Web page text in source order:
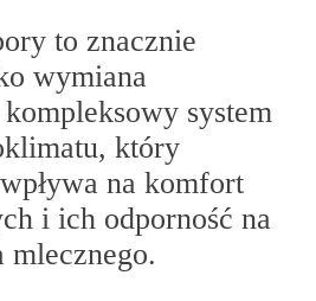
to znacznie
wymiana
system
który
na komfort
i ich odporność na
mlecznego.